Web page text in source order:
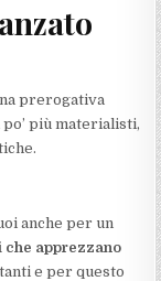
prerogativa
più materialisti,
anche per un
che apprezzano
e per questo